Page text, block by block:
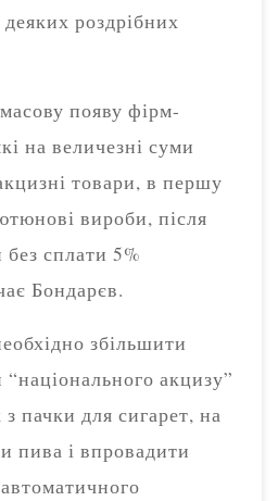
роздрібних
появу фірм-
на величезні суми
товари, в першу
вироби, після
сплати 5%
Бондарєв.
збільшити
акцизу”
пачки для сигарет, на
пива і впровадити